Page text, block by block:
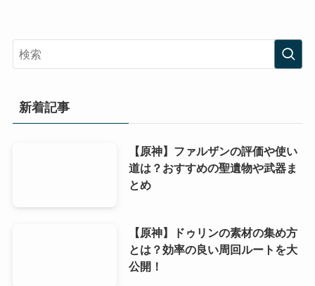
新着記事
【原神】ファルザンの評価や使い
道は？おすすめの聖遺物や武器ま
とめ
【原神】ドゥリンの素材の集め方
とは？効率の良い周回ルートを大
公開！